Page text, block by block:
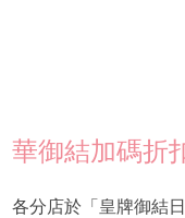
華御結加碼折
各分店於「皇牌御結